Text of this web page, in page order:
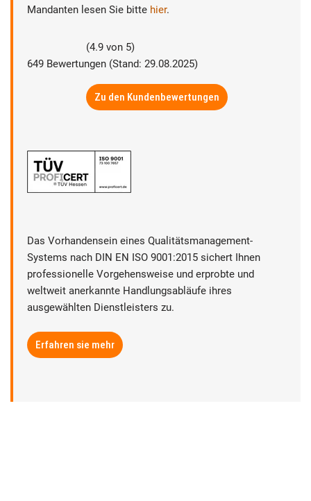
Mandanten lesen Sie bitte hier.
(4.9 von 5)
649 Bewertungen (Stand: 29.08.2025)
Zu den Kundenbewertungen
Das Vorhandensein eines Qualitätsmanagement-
Systems nach DIN EN ISO 9001:2015 sichert Ihnen
professionelle Vorgehensweise und erprobte und
weltweit anerkannte Handlungsabläufe ihres
ausgewählten Dienstleisters zu.
Erfahren sie mehr